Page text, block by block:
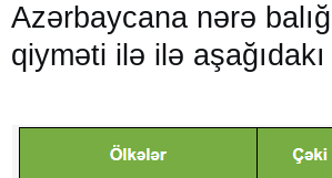
Azərbaycana nərə
qiyməti ilə ilə